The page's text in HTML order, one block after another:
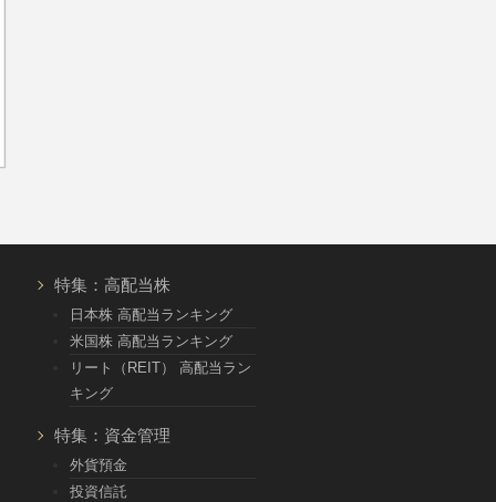
特集：高配当株
日本株 高配当ランキング
米国株 高配当ランキング
リート（REIT） 高配当ラン
キング
特集：資金管理
外貨預金
投資信託